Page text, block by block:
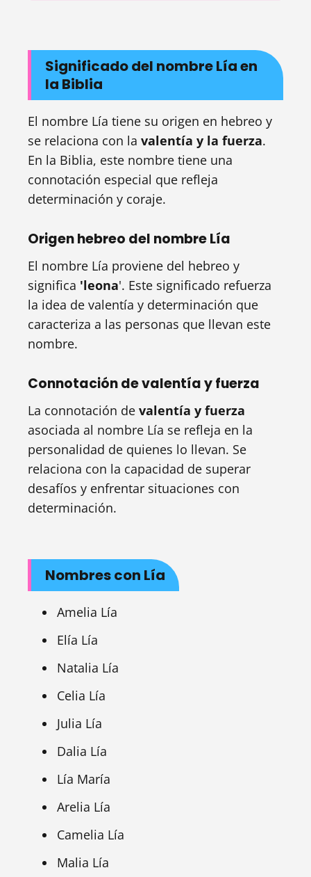
Significado del nombre Lía en
la Biblia
El nombre Lía tiene su origen en hebreo y
se relaciona con la valentía y la fuerza.
En la Biblia, este nombre tiene una
connotación especial que refleja
determinación y coraje.
Origen hebreo del nombre Lía
El nombre Lía proviene del hebreo y
significa 'leona'. Este significado refuerza
la idea de valentía y determinación que
caracteriza a las personas que llevan este
nombre.
Connotación de valentía y fuerza
La connotación de valentía y fuerza
asociada al nombre Lía se refleja en la
personalidad de quienes lo llevan. Se
relaciona con la capacidad de superar
desafíos y enfrentar situaciones con
determinación.
Nombres con Lía
Amelia Lía
Elía Lía
Natalia Lía
Celia Lía
Julia Lía
Dalia Lía
Lía María
Arelia Lía
Camelia Lía
Malia Lía